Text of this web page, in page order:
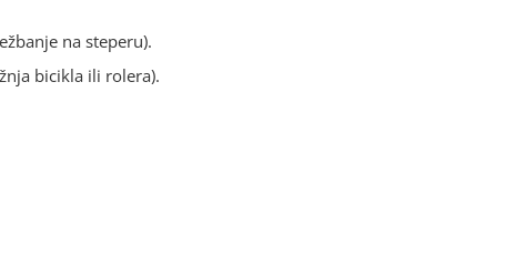
na steperu).
bicikla ili rolera).